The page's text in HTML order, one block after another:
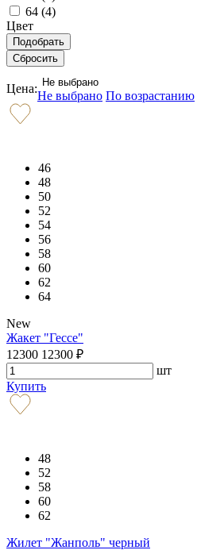
64 (4)
Цвет
Цена: Не выбрано
Не выбрано По возрастанию
46
48
50
52
54
56
58
60
62
64
New
Жакет "Гессе"
12300 12300 ₽
шт
Купить
48
52
58
60
62
Жилет "Жанполь" черный